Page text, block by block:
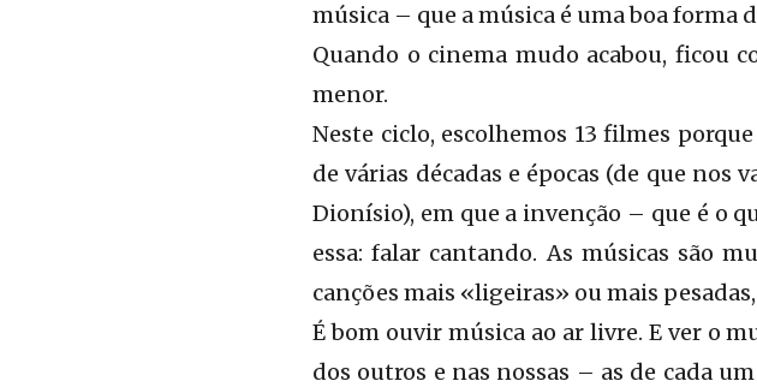
música – que a música é uma boa forma
Quando o cinema mudo acabou, ficou
menor.
Neste ciclo, escolhemos 13 filmes
de várias décadas e épocas (de que nos
Dionísio), em que a invenção – que é o
essa: falar cantando. As músicas são
canções mais «ligeiras» ou mais
É bom ouvir música ao ar livre. E ver o
dos outros e nas nossas – as de cada